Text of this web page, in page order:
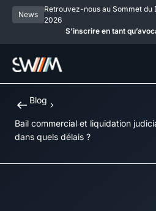
News
Retrouvez-nous au Sommet du
2026
S’inscrire en tant
Blog
Bail commercial et liquidation
dans quels délais ?